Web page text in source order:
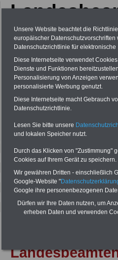
26
BEHÖRDEN-ABOmit drei
25,00 Euro: Wissenswertes für
und Beamte,
(Bund/Länder) sowie Beihilferecht in
Ländern. Alle drei Ratgeber sind
Sachverhalte verständlich geregelt
geeigenet fürBeschäftigte (Beamte
Tarifkräfte) von Mecklenburg-
Vorpommern).
BEHÖRDEN-
kann hier bestellt werden
Teilweise fünfstellige
Beamtinnen & Beamte in Bund und
durch Neuordnung der
Alimentation
>>>zur
Unsere Website beachtet die
europäischer
Datenschutzrichtlinie für
Diese Internetseite verwendet
Dienste und Funktionen
Personalisierung von Anzeigen
personalisierte Werbung genutzt.
Diese Internetseite macht Gebrauch
Datenschutzrichtlinie.
Lesen Sie bitte unsere
und lokalen Speicher nutzt.
Durch das Klicken von "Zustimmung"
Cookies auf Ihrem Gerät zu speichern.
Wir gewähren Dritten - einschließlich
Google-Website "
Google ihre personenbezogenen
Dürfen wir Ihre Daten nutzen, um
erheben Daten und verwenden